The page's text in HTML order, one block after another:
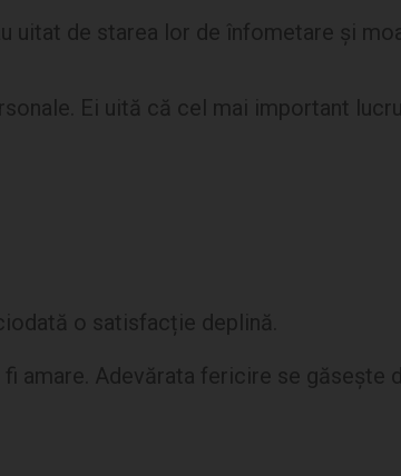
uitat de starea lor de înfometare și
Ei uită că cel mai important
o satisfacție deplină.
amare. Adevărata fericire se găsește